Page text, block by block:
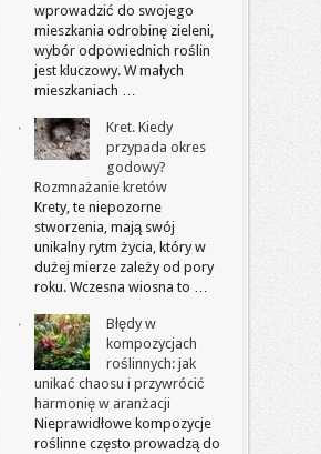
wprowadzić do swojego
mieszkania odrobinę zieleni,
wybór odpowiednich roślin
jest kluczowy. W małych
mieszkaniach …
Kret. Kiedy
przypada okres
godowy?
Rozmnażanie kretów
Krety, te niepozorne
stworzenia, mają swój
unikalny rytm życia, który w
dużej mierze zależy od pory
roku. Wczesna wiosna to …
Błędy w
kompozycjach
roślinnych: jak
unikać chaosu i przywrócić
harmonię w aranżacji
Nieprawidłowe kompozycje
roślinne często prowadzą do